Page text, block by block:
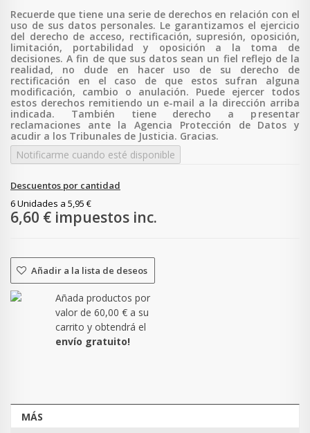
Recuerde que tiene una serie de derechos en relación con el
uso de sus datos personales. Le garantizamos el ejercicio
del derecho de acceso, rectificación, supresión, oposición,
limitación, portabilidad y oposición a la toma de
decisiones. A fin de que sus datos sean un fiel reflejo de la
realidad, no dude en hacer uso de su derecho de
rectificación en el caso de que estos sufran alguna
modificación, cambio o anulación. Puede ejercer todos
estos derechos remitiendo un e-mail a la dirección arriba
indicada. También tiene derecho a p resentar
reclamaciones ante la Agencia Protección de Datos y
acudir a los Tribunales de Justicia. Gracias.
Notificarme cuando esté disponible
Descuentos por cantidad
6 Unidades a 5,95 €
6,60 € impuestos inc.
Añadir a la lista de deseos
Añada productos por
valor de 60,00 € a su
carrito y obtendrá el
envío gratuito!
MÁS